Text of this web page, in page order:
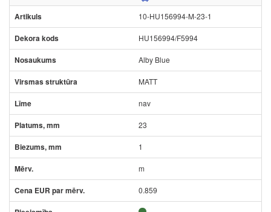
10-HU156994-M-23-1
HU156994/F5994
Alby Blue
MATT
nav
23
1
m
0.859